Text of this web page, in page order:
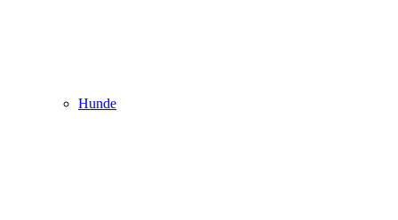
Hunde